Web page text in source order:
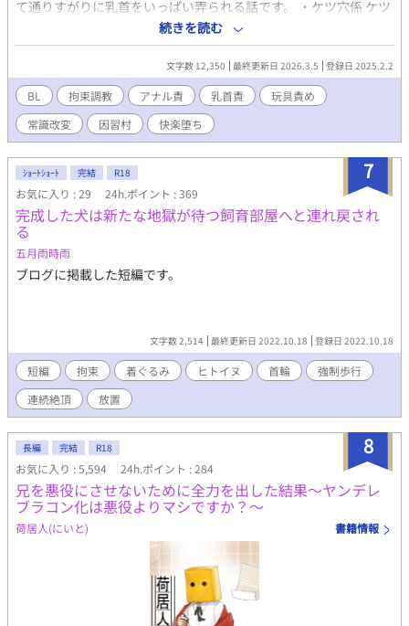
て通りすがりに乳首をいっぱい弄られる話です。 ・ケツ穴係 ケツ
穴を自由に使われる係が与えられる世界の話です。 ・村の因習に
逆らった末路 村の因習に逆らった男が儀式の中で凌辱される話で
続きを読む
文字数 12,350 最終更新日 2026.3.5 登録日 2025.2.2
BL 拘束調教 アナル責 乳首責
玩具責め
常識改変
因習村 快楽堕ち
7
ｼｮｰﾄｼｮｰﾄ 完結 R18
お気に入り : 29 24h.ポイント : 369
完成した犬は新たな地獄が待つ飼育部屋へと連れ戻され
る
五月雨時雨
ブログに掲載した短編です。
文字数 2,514 最終更新日 2022.10.18 登録日 2022.10.18
短編 拘束 着ぐるみ ヒトイヌ 首輪
強制歩行
連続絶頂
放置
8
長編 完結 R18
お気に入り : 5,594 24h.ポイント : 284
兄を悪役にさせないために全力を出した結果～ヤンデレ
ブラコン化は悪役よりマシですか？～
荷居人(にいと) 書籍情報